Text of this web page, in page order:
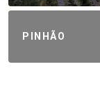
PINHÃO